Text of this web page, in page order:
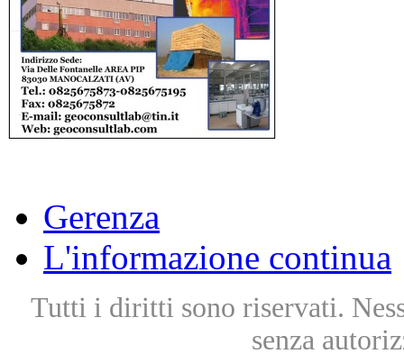
Gerenza
L'informazione continua
Tutti i diritti sono riservati.
senza